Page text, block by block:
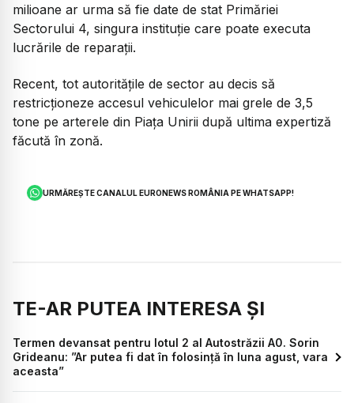
milioane ar urma să fie date de stat Primăriei
Sectorului 4, singura instituție care poate executa
lucrările de reparații.
Recent, tot autoritățile de sector au decis să
restricționeze accesul vehiculelor mai grele de 3,5
tone pe arterele din Piața Unirii după ultima expertiză
făcută în zonă.
URMĂREȘTE CANALUL EURONEWS ROMÂNIA PE WHATSAPP!
TE-AR PUTEA INTERESA ȘI
Termen devansat pentru lotul 2 al Autostrăzii A0. Sorin
Grideanu: ”Ar putea fi dat în folosință în luna agust, vara
aceasta”